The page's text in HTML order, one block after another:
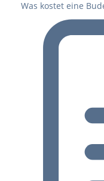
Was kostet eine